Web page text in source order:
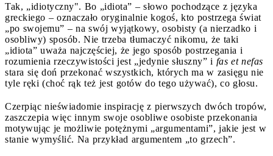
Tak, „idiotyczny". Bo „idiota” – słowo pochodzące z języka
greckiego – oznaczało oryginalnie kogoś, kto postrzega świat
„po swojemu” – na swój wyjątkowy, osobisty (a nierzadko i
osobliwy) sposób. Nie trzeba tłumaczyć nikomu, że taki
„idiota” uważa najczęściej, że jego sposób postrzegania i
rozumienia rzeczywistości jest „jedynie słuszny” i fas et nefas
stara się doń przekonać wszystkich, których ma w zasięgu nie
tyle ręki (choć rąk też jest gotów do tego używać), co głosu.
Czerpiąc nieświadomie inspirację z pierwszych dwóch tropów,
zaszczepia więc innym swoje osobliwe osobiste przekonania
motywując je możliwie potężnymi „argumentami”, jakie jest w
stanie wymyślić. Na przykład argumentem „to grzech”.